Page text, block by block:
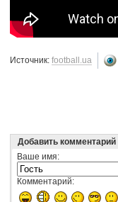
Источник: football.ua
Добавить комментарий
Ваше имя:
Комментарий: